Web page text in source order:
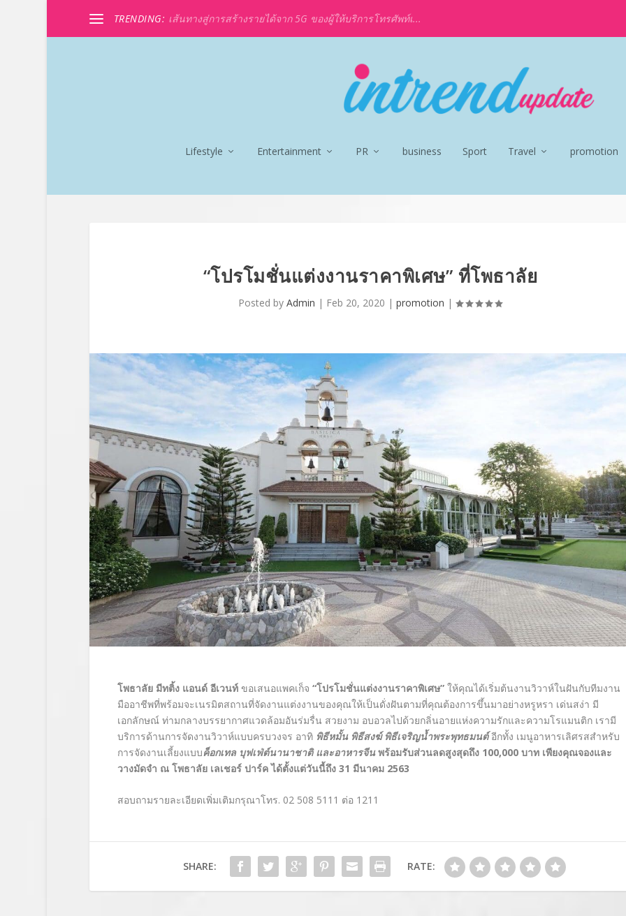
TRENDING: เส้นทางสู่การสร้างรายได้จาก 5G ของผู้ให้บริการโทรศัพท์เ...
Lifestyle Entertainment PR business Sport Travel promotion
“โปรโมชั่นแต่งงานราคาพิเศษ” ที่โพธาลัย
Posted byAdmin | Feb 20, 2020 |promotion |
โพธาลัย มีทติ้ง แอนด์ อีเวนท์ขอเสนอแพคเก็จ “โปรโมชั่นแต่งงานราคาพิเศษ” ให้คุณได้เริ่มต้นงานวิวาห์ในฝันกับทีมงาน
มืออาชีพที่พร้อมจะเนรมิตสถานที่จัดงานแต่งงานของคุณให้เป็นดั่งฝันตามที่คุณต้องการขึ้นมาอย่างหรูหรา เด่นสง่า มี
เอกลักษณ์ ท่ามกลางบรรยากาศแวดล้อมอันร่มรื่น สวยงาม อบอวลไปด้วยกลิ่นอายแห่งความรักและความโรแมนติก เรามี
บริการด้านการจัดงานวิวาห์แบบครบวงจร อาทิ พิธีหมั้น พิธีสงฆ์ พิธีเจริญน้ำพระพุทธมนต์อีกทั้ง เมนูอาหารเลิศรสสำหรับ
การจัดงานเลี้ยงแบบค็อกเทล บุฟเฟ่ต์นานาชาติ และอาหารจีน พร้อมรับส่วนลดสูงสุดถึง 100,000 บาท เพียงคุณจองและ
วางมัดจำ ณ โพธาลัย เลเชอร์ ปาร์ค ได้ตั้งแต่วันนี้ถึง 31 มีนาคม 2563
สอบถามรายละเอียดเพิ่มเติมกรุณาโทร. 02 508 5111 ต่อ 1211
SHARE: RATE: